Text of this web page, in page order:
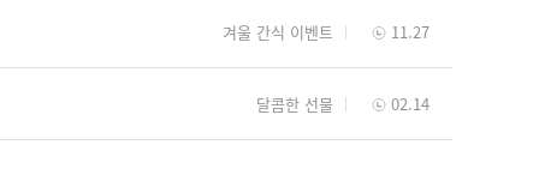
겨울 간식 이벤트 11.27
달콤한 선물 02.14